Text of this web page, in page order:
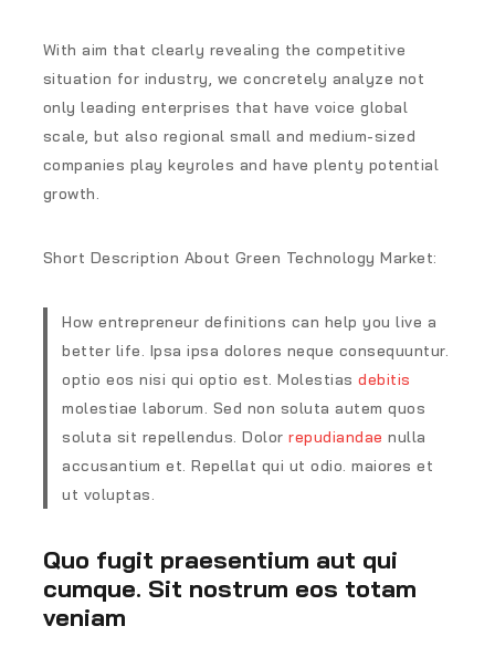
With aim that clearly revealing the competitive
situation for industry, we concretely analyze not
only leading enterprises that have voice global
scale, but also regional small and medium-sized
companies play keyroles and have plenty potential
growth.
Short Description About Green Technology Market:
How entrepreneur definitions can help you live a
better life. Ipsa ipsa dolores neque consequuntur.
optio eos nisi qui optio est. Molestiasdebitis
molestiae laborum. Sed non soluta autem quos
soluta sit repellendus. Dolorrepudiandae nulla
accusantium et. Repellat qui ut odio. maiores et
ut voluptas.
Quo fugit praesentium aut qui
cumque. Sit nostrum eos totam
veniam